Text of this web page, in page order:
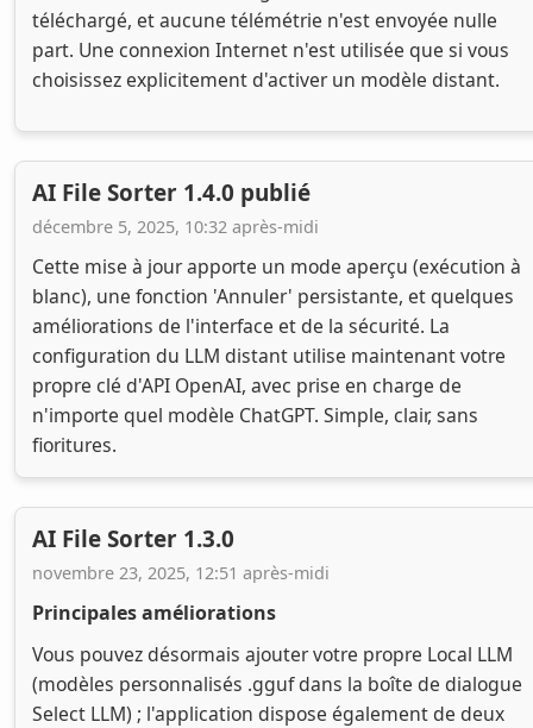
téléchargé, et aucune télémétrie n'est envoyée nulle
part. Une connexion Internet n'est utilisée que si vous
choisissez explicitement d'activer un modèle distant.
AI File Sorter 1.4.0 publié
décembre 5, 2025, 10:32 après-midi
Cette mise à jour apporte un mode aperçu (exécution à
blanc), une fonction 'Annuler' persistante, et quelques
améliorations de l'interface et de la sécurité. La
configuration du LLM distant utilise maintenant votre
propre clé d'API OpenAI, avec prise en charge de
n'importe quel modèle ChatGPT. Simple, clair, sans
fioritures.
AI File Sorter 1.3.0
novembre 23, 2025, 12:51 après-midi
Principales améliorations
Vous pouvez désormais ajouter votre propre Local LLM
(modèles personnalisés .gguf dans la boîte de dialogue
Select LLM) ; l'application dispose également de deux